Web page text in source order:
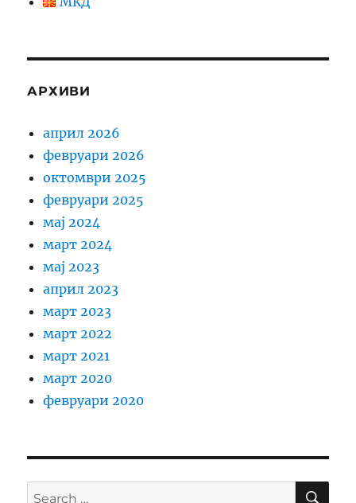
АРХИВИ
април 2026
февруари 2026
октомври 2025
февруари 2025
мај 2024
март 2024
мај 2023
април 2023
март 2023
март 2022
март 2021
март 2020
февруари 2020
Search